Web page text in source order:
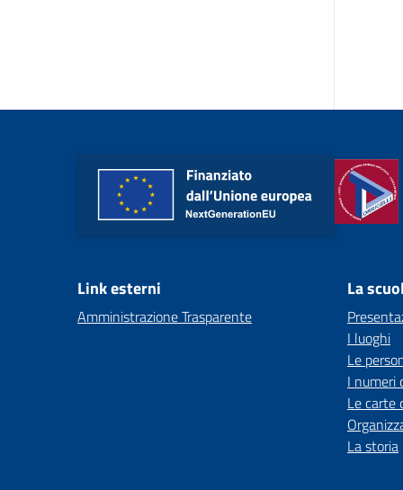
Link esterni
Amministrazione Trasparente
La
I luoghi
Le
I numeri
Le carte
La storia